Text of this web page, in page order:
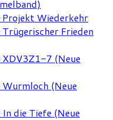
Projekt Wiederkehr
Frieden
XDV3Z1-7 (Neue
(Neue
die Tiefe (Neue